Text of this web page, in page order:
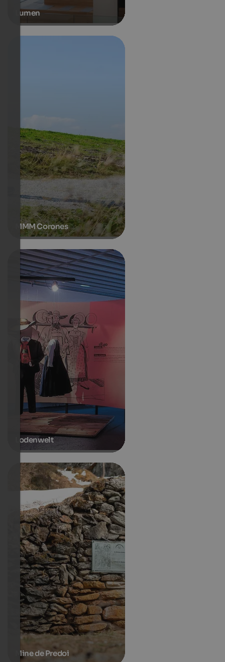
Lumen
MMM Corones
Lodenwelt
Mine de Predoi